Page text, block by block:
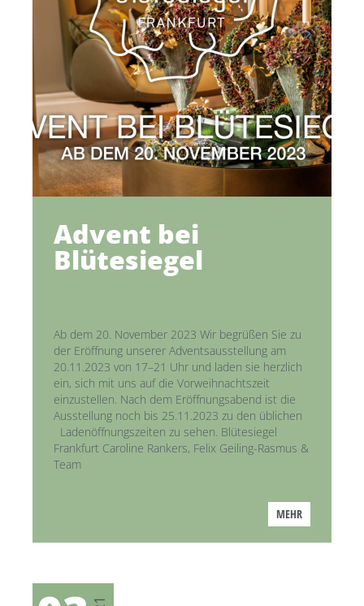
Advent bei
Blütesiegel
Ab dem 20. November 2023 Wir begrüßen Sie zu
der Eröffnung unserer Adventsausstellung am
20.11.2023 von 17–21 Uhr und laden sie herzlich
ein, sich mit uns auf die Vorweihnachtszeit
einzustellen. Nach dem Eröffnungsabend ist die
Ausstellung noch bis 25.11.2023 zu den üblichen
Ladenöffnungszeiten zu sehen. Blütesiegel
Frankfurt Caroline Rankers, Felix Geiling-Rasmus &
Team
MEHR